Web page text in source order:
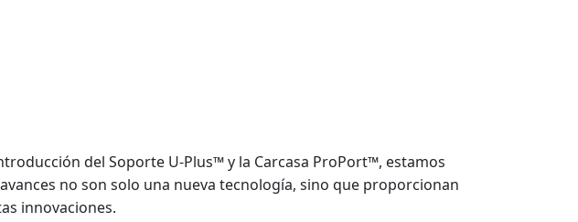
del Soporte U-Plus™ y la Carcasa ProPort™, estamos
no son solo una nueva tecnología, sino que proporcionan
innovaciones.